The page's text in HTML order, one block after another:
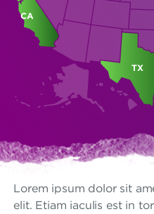
CA
TX
Lorem ipsum dolor sit
elit. Etiam iaculis est in